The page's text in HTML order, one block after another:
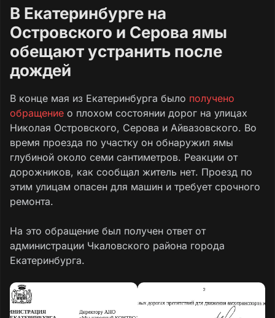
В Екатеринбурге на
Островского и Серова ямы
обещают устранить после
дождей
В конце мая из Екатеринбурга было получено
обращение о плохом состоянии дорог на улицах
Николая Островского, Серова и Айвазовского. Во
время проезда по участку он обнаружил ямы
глубиной около семи сантиметров. Реакции от
дорожников, как сообщал житель нет. Проезд по
этим улицам опасен для машин и требует срочного
ремонта.
На это обращение был получен ответ от
администрации Чкаловского района города
Екатеринбурга.